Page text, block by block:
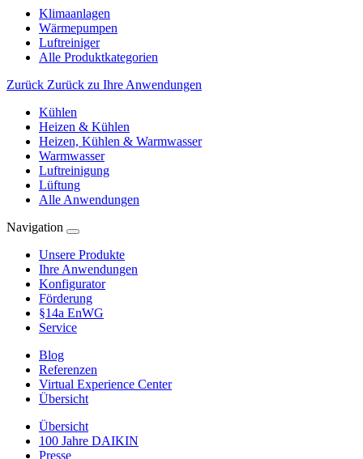
Klimaanlagen
Wärmepumpen
Luftreiniger
Alle Produktkategorien
Zurück Zurück zu Ihre Anwendungen
Kühlen
Heizen & Kühlen
Heizen, Kühlen & Warmwasser
Warmwasser
Luftreinigung
Lüftung
Alle Anwendungen
Navigation
Unsere Produkte
Ihre Anwendungen
Konfigurator
Förderung
§14a EnWG
Service
Blog
Referenzen
Virtual Experience Center
Übersicht
Übersicht
100 Jahre DAIKIN
Presse